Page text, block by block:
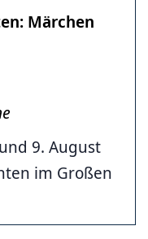
Märchen
9. August
im Großen